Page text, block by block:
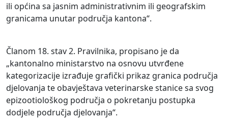
ili općina sa jasnim administrativnim ili geografskim
granicama unutar područja kantona“.
Članom 18. stav 2. Pravilnika, propisano je da
„kantonalno ministarstvo na osnovu utvrđene
kategorizacije izrađuje grafički prikaz granica područja
djelovanja te obavještava veterinarske stanice sa svog
epizootiološkog područja o pokretanju postupka
dodjele područja djelovanja“.